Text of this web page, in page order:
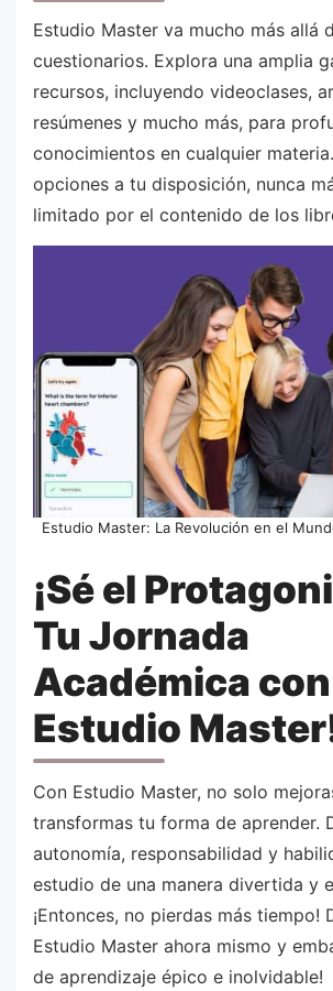
Estudio Master va mucho más allá
cuestionarios. Explora una amplia
recursos, incluyendo videoclases,
resúmenes y mucho más, para
conocimientos en cualquier
opciones a tu disposición, nunca
limitado por el contenido de los
Estudio Master: La Revolución en el
¡Sé el
Tu Jornada
Académica con
Estudio
Con Estudio Master, no solo
transformas tu forma de aprender.
autonomía, responsabilidad y
estudio de una manera divertida y
¡Entonces, no pierdas más tiempo!
Estudio Master ahora mismo y
de aprendizaje épico e inolvidable!